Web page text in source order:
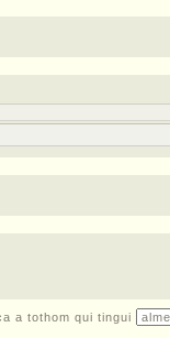
a tothom qui tingui